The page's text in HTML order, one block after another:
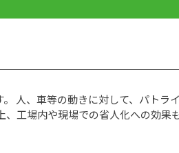
人、車等の動きに対して、パトラ
工場内や現場での省人化への効果